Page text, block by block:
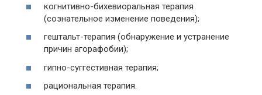
когнитивно-бихевиоральная терапия
(сознательное изменение поведения);
гештальт-терапия (обнаружение и устранение
причин агорафобии);
гипно-суггестивная терапия;
рациональная терапия.